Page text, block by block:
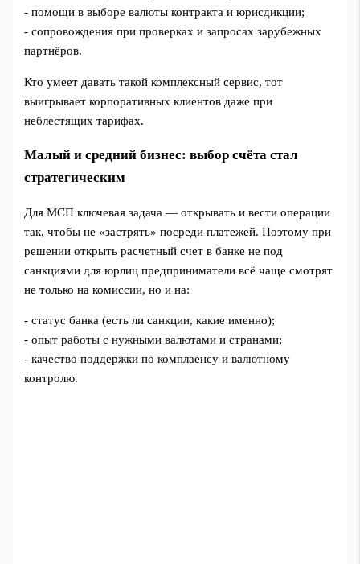
- помощи в выборе валюты контракта и юрисдикции;
- сопровождения при проверках и запросах зарубежных
партнёров.
Кто умеет давать такой комплексный сервис, тот
выигрывает корпоративных клиентов даже при
неблестящих тарифах.
Малый и средний бизнес: выбор счёта стал
стратегическим
Для МСП ключевая задача — открывать и вести операции
так, чтобы не «застрять» посреди платежей. Поэтому при
решении открыть расчетный счет в банке не под
санкциями для юрлиц предприниматели всё чаще смотрят
не только на комиссии, но и на:
- статус банка (есть ли санкции, какие именно);
- опыт работы с нужными валютами и странами;
- качество поддержки по комплаенсу и валютному
контролю.